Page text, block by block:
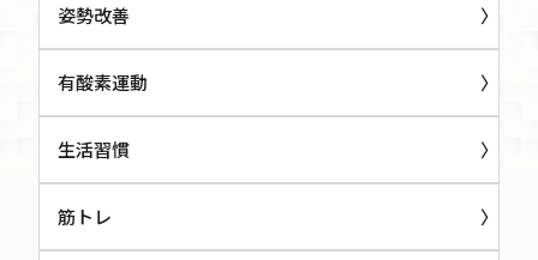
姿勢改善
有酸素運動
生活習慣
筋トレ